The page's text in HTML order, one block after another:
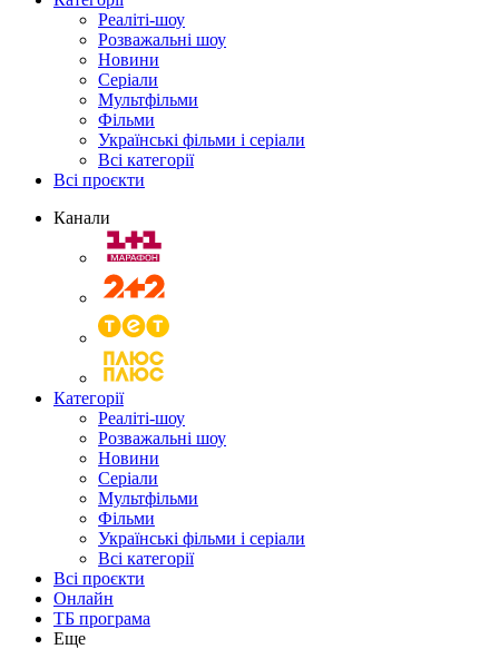
Реаліті-шоу
Розважальні шоу
Новини
Серіали
Мультфільми
Фільми
Українські фільми і серіали
Всі категорії
Всі проєкти
Канали
Категорії
Реаліті-шоу
Розважальні шоу
Новини
Серіали
Мультфільми
Фільми
Українські фільми і серіали
Всі категорії
Всі проєкти
Онлайн
ТБ програма
Еще